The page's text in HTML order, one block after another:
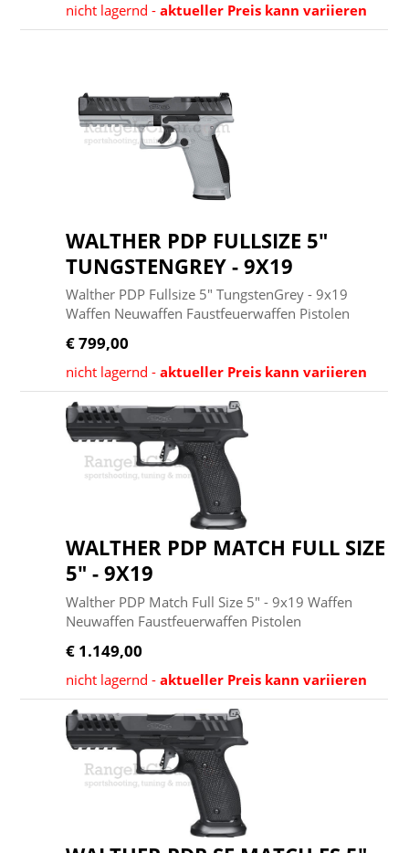
nicht lagernd -aktueller Preis kann variieren
WALTHER PDP FULLSIZE 5"
TUNGSTENGREY - 9X19
Walther PDP Fullsize 5" TungstenGrey - 9x19
Waffen Neuwaffen Faustfeuerwaffen Pistolen
€ 799,00
nicht lagernd -aktueller Preis kann variieren
WALTHER PDP MATCH FULL SIZE
5" - 9X19
Walther PDP Match Full Size 5" - 9x19 Waffen
Neuwaffen Faustfeuerwaffen Pistolen
€ 1.149,00
nicht lagernd -aktueller Preis kann variieren